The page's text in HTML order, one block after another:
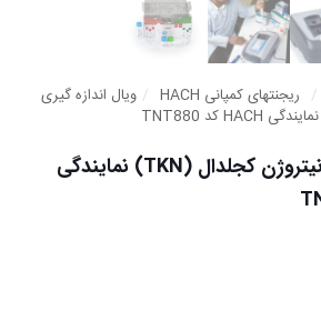
/ ریجنتهای کمپانی HACH / ویال اندازه گیری
ویال اندازه گیری نیتروژن کجلدال (TKN) نمایندگی